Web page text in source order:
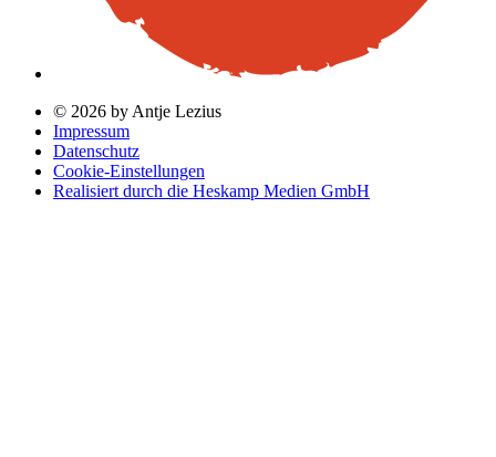
© 2026 by Antje Lezius
Impressum
Datenschutz
Cookie-Einstellungen
Realisiert durch die Heskamp Medien GmbH